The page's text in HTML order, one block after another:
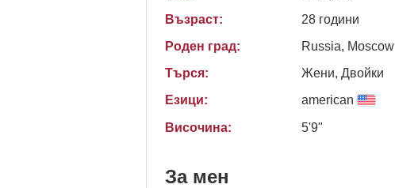
Възраст:
28 години
Роден град:
Russia, Moscow
Търся:
Жени, Двойки
Езици:
american
Височина: 5'9"
За мен